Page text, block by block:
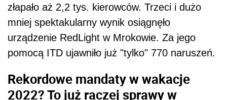
złapało aż 2,2 tys. kierowców. Trzeci i dużo
mniej spektakularny wynik osiągnęło
urządzenie RedLight w Mrokowie. Za jego
pomocą ITD ujawniło już "tylko" 770 naruszeń.
Rekordowe mandaty w wakacje
2022? To już raczej sprawy w